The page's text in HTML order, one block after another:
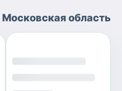
Московская область